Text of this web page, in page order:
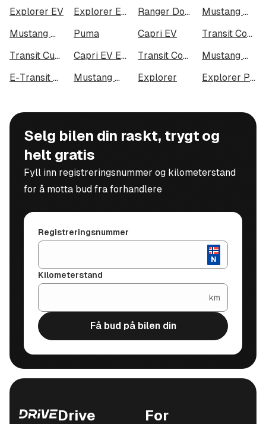
Explorer EV Explorer EV Extended Range AWD Ranger Dobbelcab
Mustang Mach-E Long Range
Mustang Mach-E GT
Puma Capri EV
Transit Connect 240 LWB
Transit Custom 320
Capri EV Extended Range AWD Transit Courier
Mustang Mach-E Standard Range AWD
E-Transit Custom 320
Mustang Mach-E Standard Range Explorer Explorer Plug-In Hybrid
Selg bilen din raskt, trygt og
helt gratis
Fyll inn registreringsnummer og kilometerstand
for å motta bud fra forhandlere
Registreringsnummer
Kilometerstand
km
Få bud på bilen din
Drive
For